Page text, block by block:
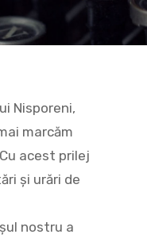
Nisporeni,
marcăm
acest prilej
și urări de
nostru a